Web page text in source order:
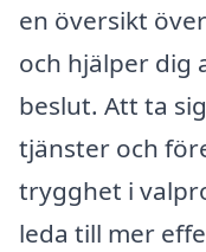
en översikt
och hjälper dig
beslut. Att ta
tjänster och
trygghet i
leda till mer